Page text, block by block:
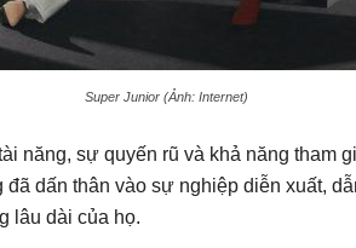
Super Junior (Ảnh: Internet)
năng, sự quyến rũ và khả năng tham
đã dấn thân vào sự nghiệp diễn xuất,
lâu dài của họ.